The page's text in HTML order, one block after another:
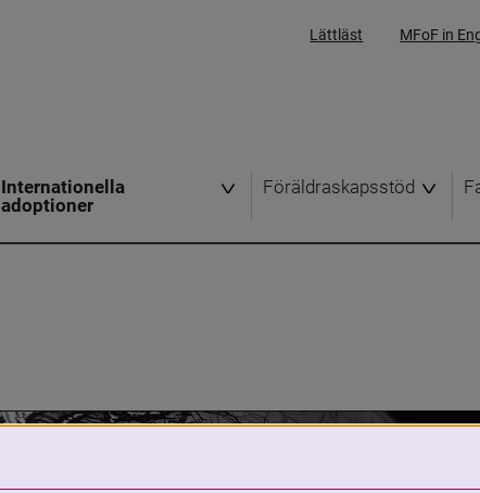
Lättläst MFoF in
Internationella
adoptioner
Föräldraskapsstöd